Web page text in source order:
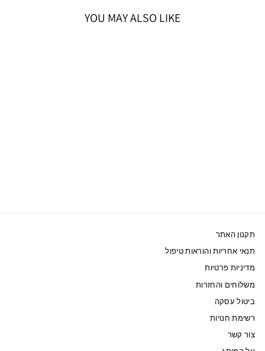
YOU MAY ALSO LIKE
תקנון האתר
תנאי אחריות והוראות טיפול
מדיניות פרטיות
משלוחים והחזרות
ביטול עסקה
רשימת חנויות
צור קשר